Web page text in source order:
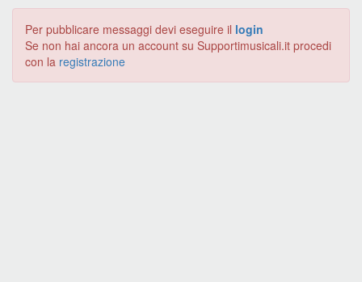
Per pubblicare messaggi devi eseguire il login
Se non hai ancora un account su Supportimusicali.it procedi
con la registrazione